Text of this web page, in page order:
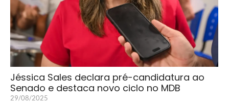
Jéssica Sales declara pré-candidatura ao
Senado e destaca novo ciclo no MDB
29/08/2025